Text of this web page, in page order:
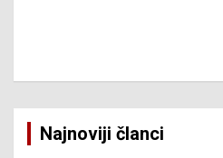
Najnoviji članci